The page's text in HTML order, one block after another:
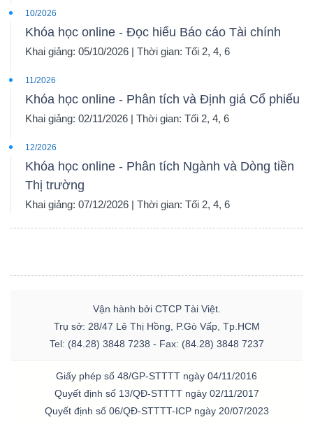
10/2026
Khóa học online - Đọc hiểu Báo cáo Tài chính
Khai giảng: 05/10/2026 | Thời gian: Tối 2, 4, 6
11/2026
Khóa học online - Phân tích và Định giá Cổ phiếu
Khai giảng: 02/11/2026 | Thời gian: Tối 2, 4, 6
12/2026
Khóa học online - Phân tích Ngành và Dòng tiền
Thị trường
Khai giảng: 07/12/2026 | Thời gian: Tối 2, 4, 6
Vận hành bởi CTCP Tài Việt.
Trụ sở: 28/47 Lê Thị Hồng, P.Gò Vấp, Tp.HCM
Tel: (84.28) 3848 7238 - Fax: (84.28) 3848 7237
Giấy phép số 48/GP-STTTT ngày 04/11/2016
Quyết định số 13/QĐ-STTTT ngày 02/11/2017
Quyết định số 06/QĐ-STTTT-ICP ngày 20/07/2023